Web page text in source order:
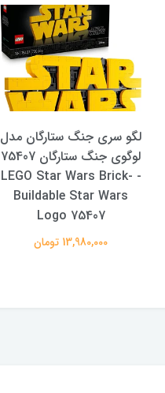
لگو سری جنگ ستارگان مدل
لوگوی جنگ ستارگان 75407
- LEGO Star Wars Brick-
Buildable Star Wars
Logo 75407
13,980,000 تومان